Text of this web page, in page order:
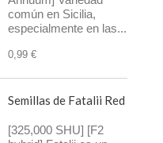
común en Sicilia,
especialmente en las...
0,99 €
Semillas de Fatalii Red
[325,000 SHU] [F2